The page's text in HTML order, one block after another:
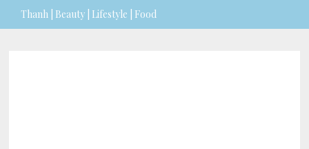
Thanh | Beauty | Lifestyle | Food